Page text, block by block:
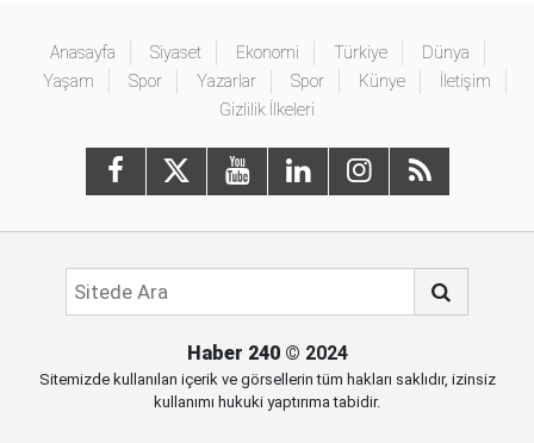
Anasayfa Siyaset Ekonomi Türkiye
Dünya
Yaşam
Spor Yazarlar Spor Künye
İletişim
Gizlilik İlkeleri
Haber 240© 2024
Sitemizde kullanılan içerik ve görsellerin tüm hakları saklıdır, izinsiz
kullanımı hukuki yaptırıma tabidir.